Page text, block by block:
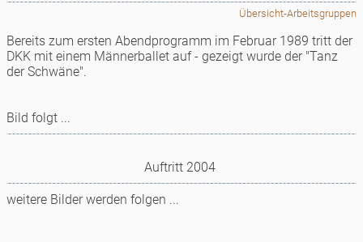
Übersicht-Arbeitsgruppen
Bereits zum ersten Abendprogramm im Februar 1989 tritt der
DKK mit einem Männerballet auf - gezeigt wurde der "Tanz
der Schwäne".
Bild folgt ...
Auftritt 2004
weitere Bilder werden folgen ...